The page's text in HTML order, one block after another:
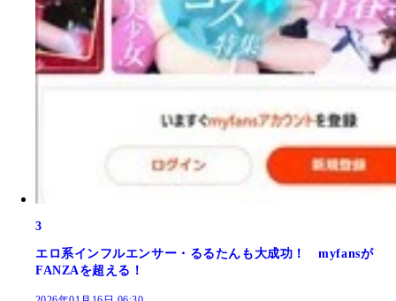
3
エロ系インフルエンサー・るるたんも大成功！ myfansが
FANZAを超える！